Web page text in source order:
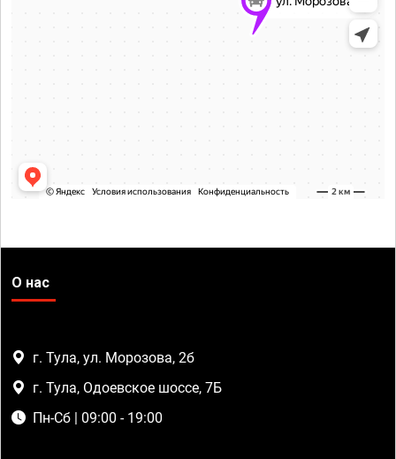
О нас
г. Тула, ул. Морозова, 2б
г. Тула, Одоевское шоссе, 7Б
Пн-Сб | 09:00 - 19:00